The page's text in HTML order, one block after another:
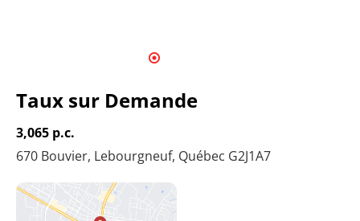
Taux sur Demande
3,065 p.c.
670 Bouvier, Lebourgneuf, Québec G2J1A7